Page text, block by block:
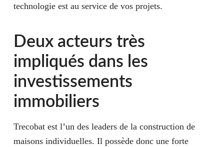
technologie est au service de vos projets.
Deux acteurs très
impliqués dans les
investissements
immobiliers
Trecobat est l’un des leaders de la construction de
maisons individuelles. Il possède donc une forte